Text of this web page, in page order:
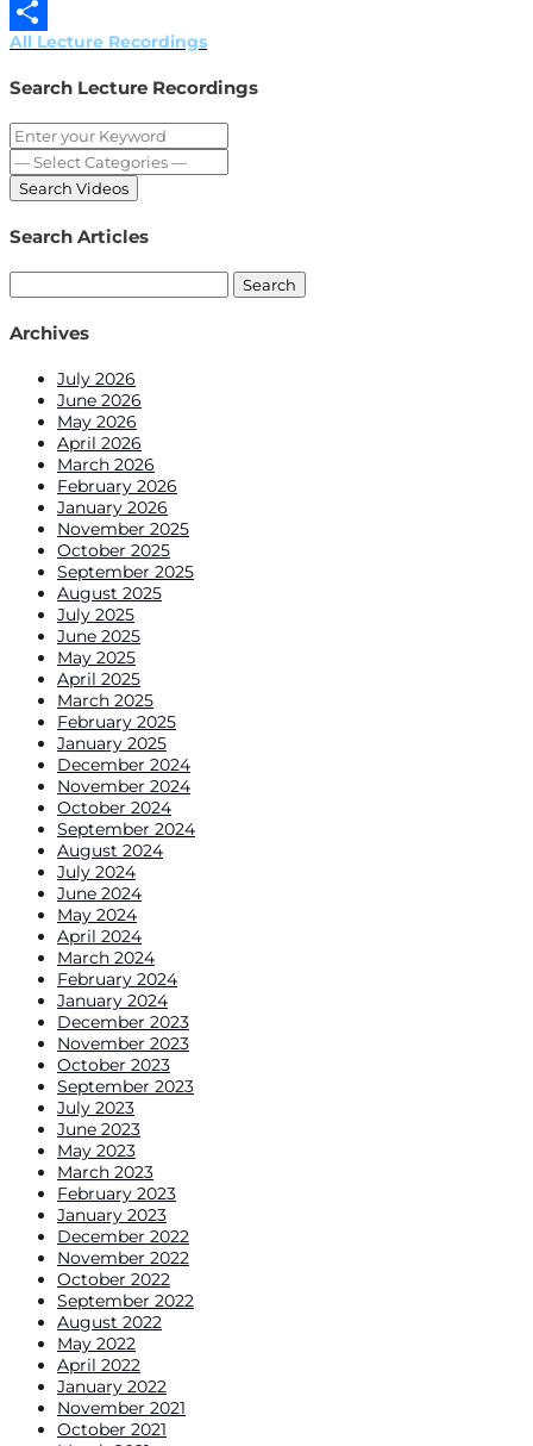
Email
Share
All Lecture Recordings
Search Lecture Recordings
Search Articles
for:
Archives
July 2026
June 2026
May 2026
April 2026
March 2026
February 2026
January 2026
November 2025
October 2025
September 2025
August 2025
July 2025
June 2025
May 2025
April 2025
March 2025
February 2025
January 2025
December 2024
November 2024
October 2024
September 2024
August 2024
July 2024
June 2024
May 2024
April 2024
March 2024
February 2024
January 2024
December 2023
November 2023
October 2023
September 2023
July 2023
June 2023
May 2023
March 2023
February 2023
January 2023
December 2022
November 2022
October 2022
September 2022
August 2022
May 2022
April 2022
January 2022
November 2021
October 2021